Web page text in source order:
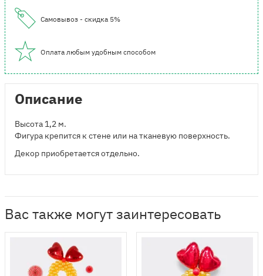
Самовывоз - скидка 5%
Оплата любым удобным способом
Описание
Высота 1,2 м.
Фигура крепится к стене или на тканевую поверхность.
Декор приобретается отдельно.
Вас также могут заинтересовать